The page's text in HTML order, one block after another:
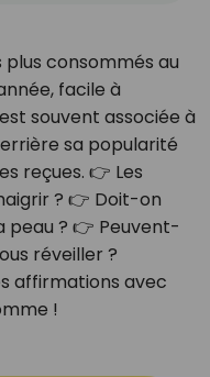
plus consommés au
facile à
souvent associée à
sa popularité
reçues. 👉 Les
? 👉 Doit-on
peau ? 👉 Peuvent-
réveiller ?
affirmations avec
!